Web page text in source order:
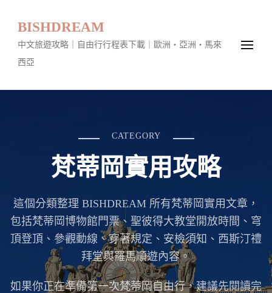
BISHDREAM
中文旅遊攻略｜自由行行程表下載｜歐洲・亞洲・馬來
西亞
CATEGORY
梵蒂岡實用攻略
這個分類整理 BISHDREAM 所有梵蒂岡實用文章，
包括梵蒂岡博物館門票、聖彼得大教堂開放時間、穹
頂登頂、參觀動線、穿著規定、安檢須知、西斯汀禮
拜堂與羅馬順遊內容。
如果你正在準備第一次梵蒂岡自由行，建議先閱讀完